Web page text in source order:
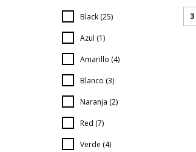
Black (25)
Azul (1)
Amarillo (4)
Blanco (3)
Naranja (2)
Red (7)
Verde (4)
3